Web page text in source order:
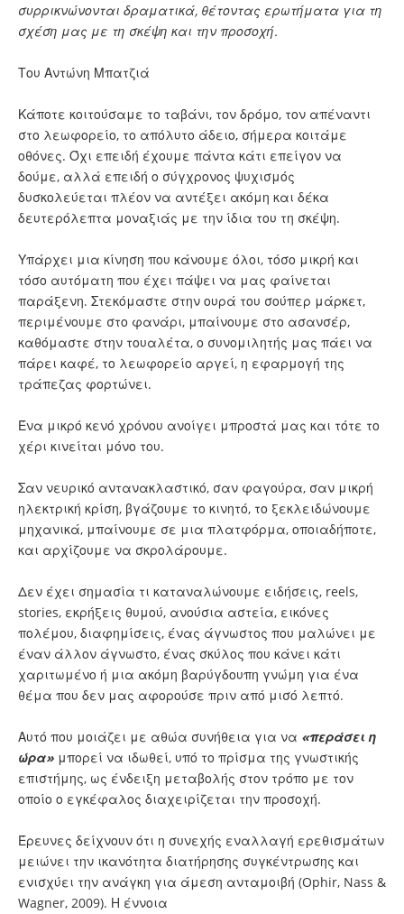
συρρικνώνονται δραματικά, θέτοντας ερωτήματα για τη
σχέση μας με τη σκέψη και την προσοχή.
Του Αντώνη Μπατζιά
Κάποτε κοιτούσαμε το ταβάνι, τον δρόμο, τον απέναντι
στο λεωφορείο, το απόλυτο άδειο, σήμερα κοιτάμε
οθόνες. Όχι επειδή έχουμε πάντα κάτι επείγον να
δούμε, αλλά επειδή ο σύγχρονος ψυχισμός
δυσκολεύεται πλέον να αντέξει ακόμη και δέκα
δευτερόλεπτα μοναξιάς με την ίδια του τη σκέψη.
Υπάρχει μια κίνηση που κάνουμε όλοι, τόσο μικρή και
τόσο αυτόματη που έχει πάψει να μας φαίνεται
παράξενη. Στεκόμαστε στην ουρά του σούπερ μάρκετ,
περιμένουμε στο φανάρι, μπαίνουμε στο ασανσέρ,
καθόμαστε στην τουαλέτα, ο συνομιλητής μας πάει να
πάρει καφέ, το λεωφορείο αργεί, η εφαρμογή της
τράπεζας φορτώνει.
Ένα μικρό κενό χρόνου ανοίγει μπροστά μας και τότε το
χέρι κινείται μόνο του.
Σαν νευρικό αντανακλαστικό, σαν φαγούρα, σαν μικρή
ηλεκτρική κρίση, βγάζουμε το κινητό, το ξεκλειδώνουμε
μηχανικά, μπαίνουμε σε μια πλατφόρμα, οποιαδήποτε,
και αρχίζουμε να σκρολάρουμε.
Δεν έχει σημασία τι καταναλώνουμε ειδήσεις, reels,
stories, εκρήξεις θυμού, ανούσια αστεία, εικόνες
πολέμου, διαφημίσεις, ένας άγνωστος που μαλώνει με
έναν άλλον άγνωστο, ένας σκύλος που κάνει κάτι
χαριτωμένο ή μια ακόμη βαρύγδουπη γνώμη για ένα
θέμα που δεν μας αφορούσε πριν από μισό λεπτό.
Αυτό που μοιάζει με αθώα συνήθεια για να «περάσει η
ώρα» μπορεί να ιδωθεί, υπό το πρίσμα της γνωστικής
επιστήμης, ως ένδειξη μεταβολής στον τρόπο με τον
οποίο ο εγκέφαλος διαχειρίζεται την προσοχή.
Έρευνες δείχνουν ότι η συνεχής εναλλαγή ερεθισμάτων
μειώνει την ικανότητα διατήρησης συγκέντρωσης και
ενισχύει την ανάγκη για άμεση ανταμοιβή (Ophir, Nass &
Wagner, 2009). Η έννοια